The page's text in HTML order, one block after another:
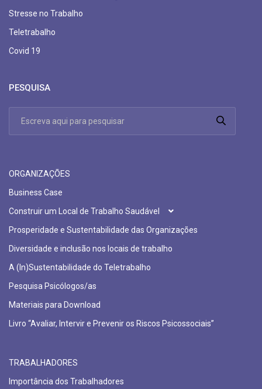
Stresse no Trabalho
Teletrabalho
Covid 19
PESQUISA
ORGANIZAÇÕES
Business Case
Construir um Local de Trabalho Saudável
Prosperidade e Sustentabilidade das Organizações
Diversidade e inclusão nos locais de trabalho
A (In)Sustentabilidade do Teletrabalho
Pesquisa Psicólogos/as
Materiais para Download
Livro “Avaliar, Intervir e Prevenir os Riscos Psicossociais”
TRABALHADORES
Importância dos Trabalhadores